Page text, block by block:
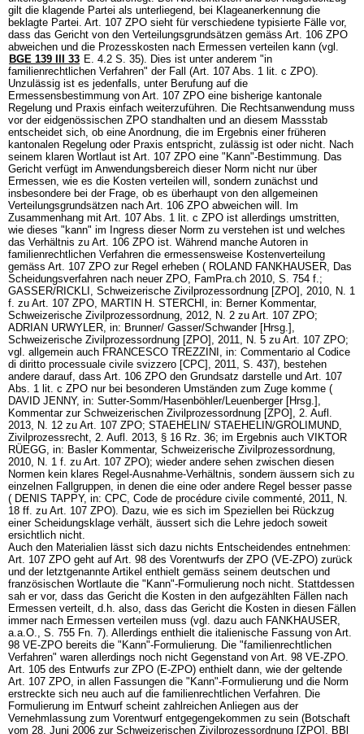
gilt die klagende Partei als unterliegend, bei Klageanerkennung die
beklagte Partei. Art. 107 ZPO sieht für verschiedene typisierte Fälle vor,
dass das Gericht von den Verteilungsgrundsätzen gemäss Art. 106 ZPO
abweichen und die Prozesskosten nach Ermessen verteilen kann (vgl.
BGE 139 III 33 E. 4.2 S. 35). Dies ist unter anderem "in
familienrechtlichen Verfahren" der Fall (Art. 107 Abs. 1 lit. c ZPO).
Unzulässig ist es jedenfalls, unter Berufung auf die
Ermessensbestimmung von Art. 107 ZPO eine bisherige kantonale
Regelung und Praxis einfach weiterzuführen. Die Rechtsanwendung muss
vor der eidgenössischen ZPO standhalten und an diesem Massstab
entscheidet sich, ob eine Anordnung, die im Ergebnis einer früheren
kantonalen Regelung oder Praxis entspricht, zulässig ist oder nicht. Nach
seinem klaren Wortlaut ist Art. 107 ZPO eine "Kann"-Bestimmung. Das
Gericht verfügt im Anwendungsbereich dieser Norm nicht nur über
Ermessen, wie es die Kosten verteilen will, sondern zunächst und
insbesondere bei der Frage, ob es überhaupt von den allgemeinen
Verteilungsgrundsätzen nach Art. 106 ZPO abweichen will. Im
Zusammenhang mit Art. 107 Abs. 1 lit. c ZPO ist allerdings umstritten,
wie dieses "kann" im Ingress dieser Norm zu verstehen ist und welches
das Verhältnis zu Art. 106 ZPO ist. Während manche Autoren in
familienrechtlichen Verfahren die ermessensweise Kostenverteilung
gemäss Art. 107 ZPO zur Regel erheben ( ROLAND FANKHAUSER, Das
Scheidungsverfahren nach neuer ZPO, FamPra.ch 2010, S. 754 f.;
GASSER/RICKLI, Schweizerische Zivilprozessordnung [ZPO], 2010, N. 1
f. zu Art. 107 ZPO, MARTIN H. STERCHI, in: Berner Kommentar,
Schweizerische Zivilprozessordnung, 2012, N. 2 zu Art. 107 ZPO;
ADRIAN URWYLER, in: Brunner/ Gasser/Schwander [Hrsg.],
Schweizerische Zivilprozessordnung [ZPO], 2011, N. 5 zu Art. 107 ZPO;
vgl. allgemein auch FRANCESCO TREZZINI, in: Commentario al Codice
di diritto processuale civile svizzero [CPC], 2011, S. 437), bestehen
andere darauf, dass Art. 106 ZPO den Grundsatz darstelle und Art. 107
Abs. 1 lit. c ZPO nur bei besonderen Umständen zum Zuge komme (
DAVID JENNY, in: Sutter-Somm/Hasenböhler/Leuenberger [Hrsg.],
Kommentar zur Schweizerischen Zivilprozessordnung [ZPO], 2. Aufl.
2013, N. 12 zu Art. 107 ZPO; STAEHELIN/ STAEHELIN/GROLIMUND,
Zivilprozessrecht, 2. Aufl. 2013, § 16 Rz. 36; im Ergebnis auch VIKTOR
RÜEGG, in: Basler Kommentar, Schweizerische Zivilprozessordnung,
2010, N. 1 f. zu Art. 107 ZPO); wieder andere sehen zwischen diesen
Normen kein klares Regel-Ausnahme-Verhältnis, sondern äussern sich zu
einzelnen Fallgruppen, in denen die eine oder andere Regel besser passe
( DENIS TAPPY, in: CPC, Code de procédure civile commenté, 2011, N.
18 ff. zu Art. 107 ZPO). Dazu, wie es sich im Speziellen bei Rückzug
einer Scheidungsklage verhält, äussert sich die Lehre jedoch soweit
ersichtlich nicht.
Auch den Materialien lässt sich dazu nichts Entscheidendes entnehmen:
Art. 107 ZPO geht auf Art. 98 des Vorentwurfs der ZPO (VE-ZPO) zurück
und der letztgenannte Artikel enthielt gemäss seinem deutschen und
französischen Wortlaute die "Kann"-Formulierung noch nicht. Stattdessen
sah er vor, dass das Gericht die Kosten in den aufgezählten Fällen nach
Ermessen verteilt, d.h. also, dass das Gericht die Kosten in diesen Fällen
immer nach Ermessen verteilen muss (vgl. dazu auch FANKHAUSER,
a.a.O., S. 755 Fn. 7). Allerdings enthielt die italienische Fassung von Art.
98 VE-ZPO bereits die "Kann"-Formulierung. Die "familienrechtlichen
Verfahren" waren allerdings noch nicht Gegenstand von Art. 98 VE-ZPO.
Art. 105 des Entwurfs zur ZPO (E-ZPO) enthielt dann, wie der geltende
Art. 107 ZPO, in allen Fassungen die "Kann"-Formulierung und die Norm
erstreckte sich neu auch auf die familienrechtlichen Verfahren. Die
Formulierung im Entwurf scheint zahlreichen Anliegen aus der
Vernehmlassung zum Vorentwurf entgegengekommen zu sein (Botschaft
vom 28. Juni 2006 zur Schweizerischen Zivilprozessordnung [ZPO], BBl